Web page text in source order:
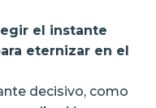
el instante
eternizar en el
decisivo, como